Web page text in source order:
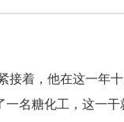
着，他在这一年
名糖化工，这一